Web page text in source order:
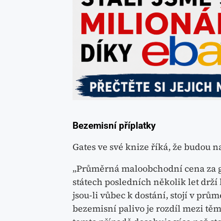
Bezemisní příplatky
Gates ve své knize říká, že budou
„Průměrná maloobchodní cena
státech posledních několik let drží
jsou-li vůbec k dostání, stojí v
bezemisní palivo je rozdíl mezi